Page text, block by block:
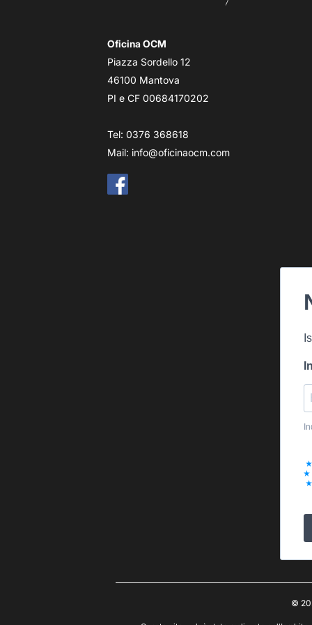
Oficina OCM
Piazza Sordello 12
46100 Mantova
PI e CF 00684170202
Tel: 0376 368618
Mail: info@oficinaocm.com
©